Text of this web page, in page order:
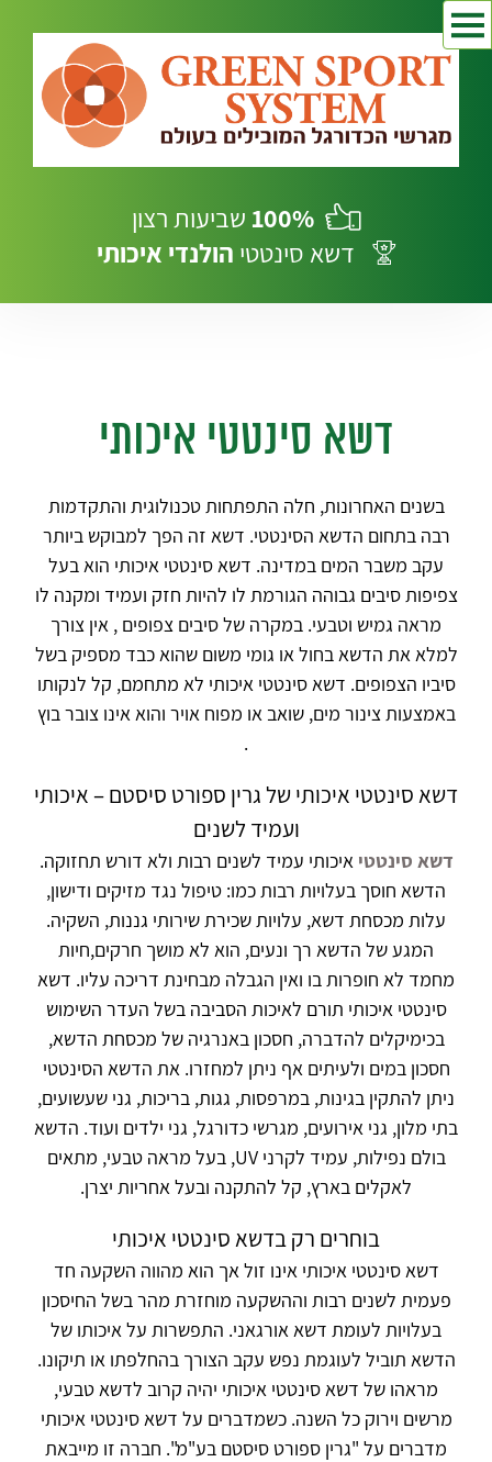
100% שביעות רצון
דשא סינטטי הולנדי איכותי
דשא סינטטי איכותי
בשנים האחרונות, חלה התפתחות טכנולוגית והתקדמות
רבה בתחום הדשא הסינטטי. דשא זה הפך למבוקש ביותר
עקב משבר המים במדינה. דשא סינטטי איכותי הוא בעל
צפיפות סיבים גבוהה הגורמת לו להיות חזק ועמיד ומקנה לו
מראה גמיש וטבעי. במקרה של סיבים צפופים , אין צורך
למלא את הדשא בחול או גומי משום שהוא כבד מספיק בשל
סיביו הצפופים. דשא סינטטי איכותי לא מתחמם, קל לנקותו
באמצעות צינור מים, שואב או מפוח אויר והוא אינו צובר בוץ
.
דשא סינטטי איכותי של גרין ספורט סיסטם – איכותי
ועמיד לשנים
דשא סינטטי איכותי עמיד לשנים רבות ולא דורש תחזוקה.
הדשא חוסך בעלויות רבות כמו: טיפול נגד מזיקים ודישון,
עלות מכסחת דשא, עלויות שכירת שירותי גננות, השקיה.
המגע של הדשא רך ונעים, הוא לא מושך חרקים,חיות
מחמד לא חופרות בו ואין הגבלה מבחינת דריכה עליו. דשא
סינטטי איכותי תורם לאיכות הסביבה בשל העדר השימוש
בכימיקלים להדברה, חסכון באנרגיה של מכסחת הדשא,
חסכון במים ולעיתים אף ניתן למחזרו. את הדשא הסינטטי
ניתן להתקין בגינות, במרפסות, גגות, בריכות, גני שעשועים,
בתי מלון, גני אירועים, מגרשי כדורגל, גני ילדים ועוד. הדשא
בולם נפילות, עמיד לקרני UV, בעל מראה טבעי, מתאים
לאקלים בארץ, קל להתקנה ובעל אחריות יצרן.
בוחרים רק בדשא סינטטי איכותי
דשא סינטטי איכותי אינו זול אך הוא מהווה השקעה חד
פעמית לשנים רבות וההשקעה מוחזרת מהר בשל החיסכון
בעלויות לעומת דשא אורגאני. התפשרות על איכותו של
הדשא תוביל לעוגמת נפש עקב הצורך בהחלפתו או תיקונו.
מראהו של דשא סינטטי איכותי יהיה קרוב לדשא טבעי,
מרשים וירוק כל השנה. כשמדברים על דשא סינטטי איכותי
מדברים על "גרין ספורט סיסטם בע"מ". חברה זו מייבאת